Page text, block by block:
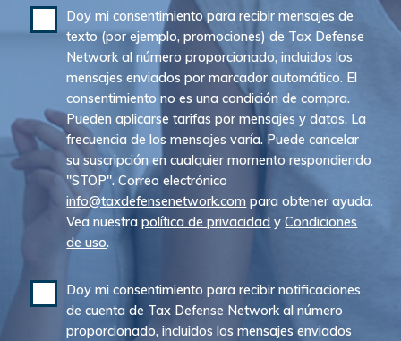
Doy mi consentimiento para recibir mensajes de
texto (por ejemplo, promociones) de Tax Defense
Network al número proporcionado, incluidos los
mensajes enviados por marcador automático. El
consentimiento no es una condición de compra.
Pueden aplicarse tarifas por mensajes y datos. La
frecuencia de los mensajes varía. Puede cancelar
su suscripción en cualquier momento respondiendo
"STOP". Correo electrónico
info@taxdefensenetwork.com para obtener ayuda.
Vea nuestrapolítica de privacidad yCondiciones
de uso.
Doy mi consentimiento para recibir notificaciones
de cuenta de Tax Defense Network al número
proporcionado, incluidos los mensajes enviados